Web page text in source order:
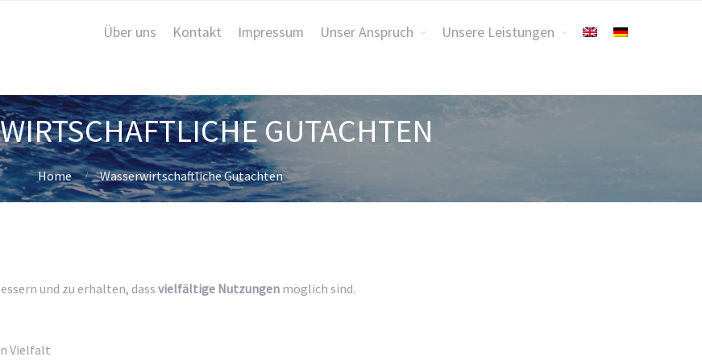
Über uns Kontakt Impressum Unser Anspruch Unsere Leistungen
GUTACHTEN
Home Wasserwirtschaftliche Gutachten
und zu erhalten, dass vielfältige Nutzungen möglich sind.
Vielfalt